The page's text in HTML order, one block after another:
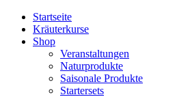
Startseite
Kräuterkurse
Shop
Veranstaltungen
Naturprodukte
Saisonale Produkte
Startersets